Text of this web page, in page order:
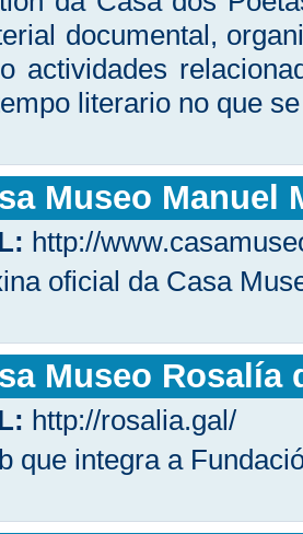
documental,
actividades
literario no que
Museo Manuel
http://
oficial da Casa
Museo Rosalía
http://rosalia.gal/
que integra a